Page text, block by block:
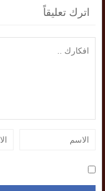
اترك تعليقاً